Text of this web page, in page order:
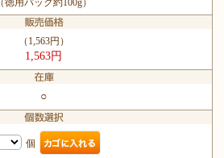
（1,563円）
1,563円
○
個